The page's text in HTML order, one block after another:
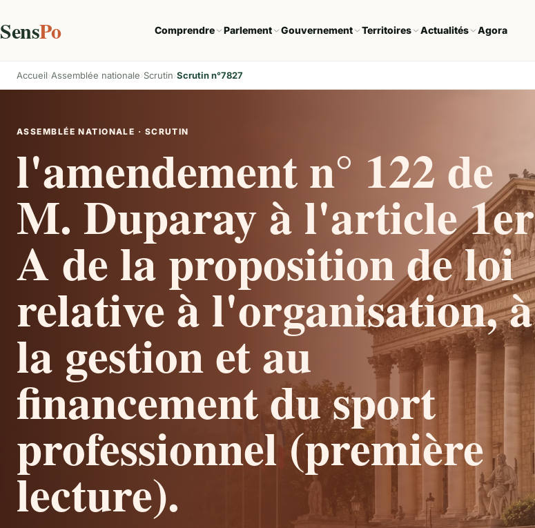
SensPo Comprendre Parlement Gouvernement Territoires Actualités Agora
Accueil Assemblée nationale Scrutin Scrutin n°7827
ASSEMBLÉE NATIONALE · SCRUTIN
l'amendement n° 122 de
M. Duparay à l'article 1er
A de la proposition de loi
relative à l'organisation, à
la gestion et au
financement du sport
professionnel (première
lecture).